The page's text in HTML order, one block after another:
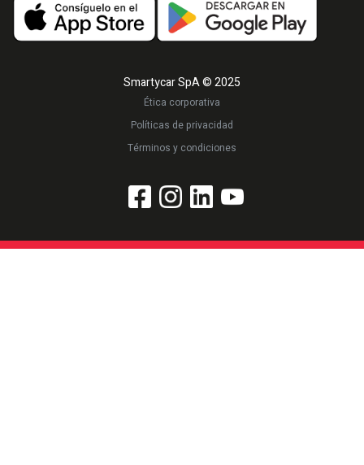
Smartycar SpA © 2025
Ética corporativa
Políticas de privacidad
Términos y condiciones